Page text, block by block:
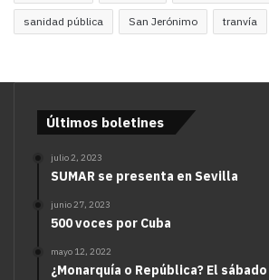
sanidad pública San Jerónimo tranvía
Últimos boletines
julio 2, 2023
SUMAR se presenta en Sevilla
junio 27, 2023
500 voces por Cuba
mayo 12, 2022
¿Monarquía o República? El